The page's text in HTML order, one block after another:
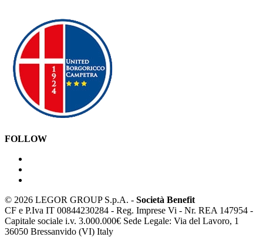
FOLLOW
© 2026 LEGOR GROUP S.p.A. - Società Benefit
CF e P.Iva IT 00844230284 - Reg. Imprese Vi - Nr. REA 147954 -
Capitale sociale i.v. 3.000.000€ Sede Legale: Via del Lavoro, 1
36050 Bressanvido (VI) Italy